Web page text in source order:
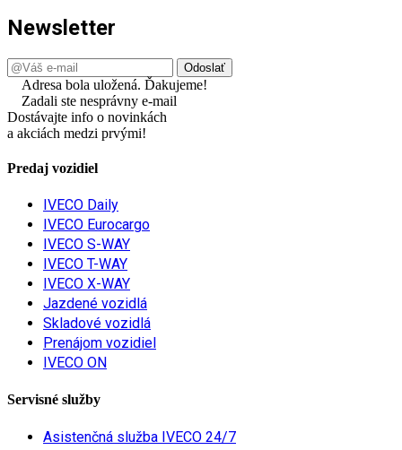
Newsletter
Adresa bola uložená. Ďakujeme!
Zadali ste nesprávny e-mail
Dostávajte info o novinkách
a akciách medzi prvými!
Predaj vozidiel
IVECO Daily
IVECO Eurocargo
IVECO S-WAY
IVECO T-WAY
IVECO X-WAY
Jazdené vozidlá
Skladové vozidlá
Prenájom vozidiel
IVECO ON
Servisné služby
Asistenčná služba IVECO 24/7